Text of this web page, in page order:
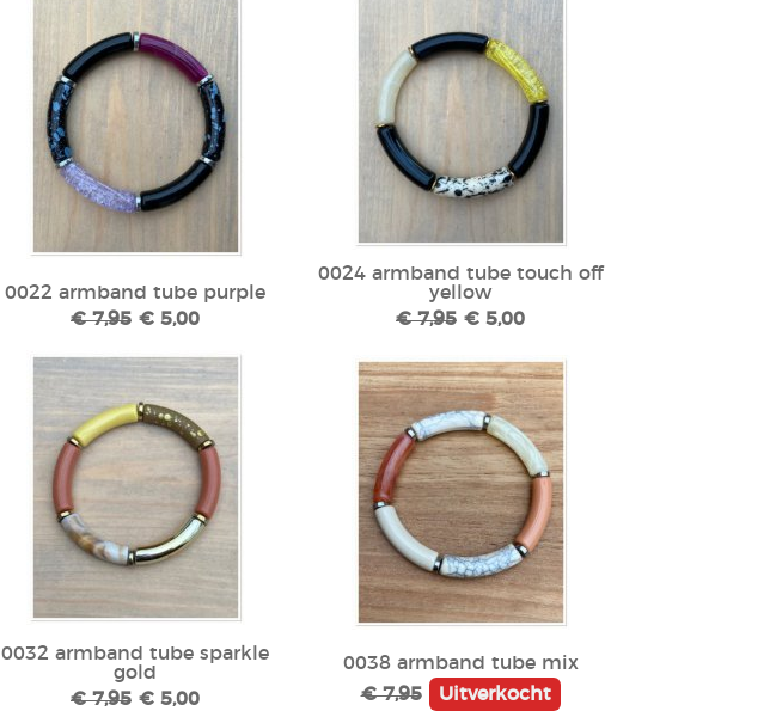
0022 armband tube purple
€ 7,95 € 5,00
0024 armband tube touch off
yellow
€ 7,95 € 5,00
0032 armband tube sparkle
gold
€ 7,95 € 5,00
0038 armband tube mix
€ 7,95
Uitverkocht